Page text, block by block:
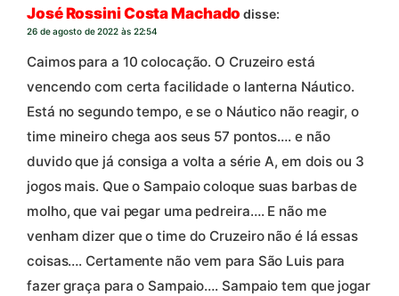
José Rossini Costa Machado disse:
26 de agosto de 2022 às 22:54
Caimos para a 10 colocação. O Cruzeiro está
vencendo com certa facilidade o lanterna Náutico.
Está no segundo tempo, e se o Náutico não reagir, o
time mineiro chega aos seus 57 pontos…. e não
duvido que já consiga a volta a série A, em dois ou 3
jogos mais. Que o Sampaio coloque suas barbas de
molho, que vai pegar uma pedreira…. E não me
venham dizer que o time do Cruzeiro não é lá essas
coisas…. Certamente não vem para São Luis para
fazer graça para o Sampaio…. Sampaio tem que jogar